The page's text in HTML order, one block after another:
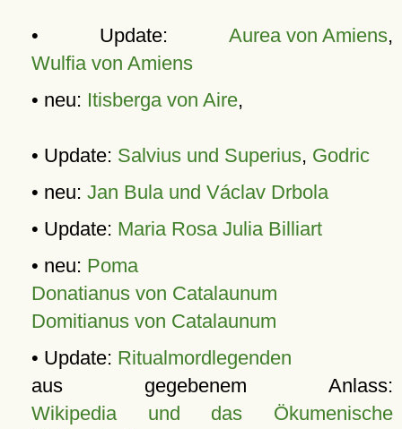
• Update: Aurea von Amiens,
Wulfia von Amiens
• neu: Itisberga von Aire,
• Update: Salvius und Superius, Godric
• neu: Jan Bula und Václav Drbola
• Update: Maria Rosa Julia Billiart
• neu: Poma
Donatianus von Catalaunum
Domitianus von Catalaunum
• Update: Ritualmordlegenden
aus gegebenem Anlass:
Wikipedia und das Ökumenische